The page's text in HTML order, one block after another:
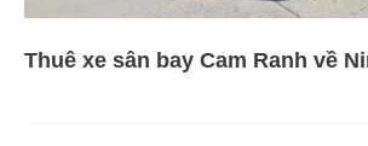
Thuê xe sân bay Cam Ranh về